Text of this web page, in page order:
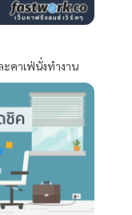
คาเฟ่นั่งทำงาน